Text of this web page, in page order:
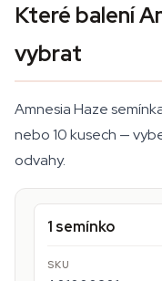
Které balení
vybrat
Amnesia Haze
nebo 10 kusech —
odvahy.
1 semínko